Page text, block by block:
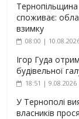
Тернопільщина
споживає:
взимку
08:00 |
Ігор Гуда
будівельної
18:51 | 9.08.2026
У Тернополі
власників